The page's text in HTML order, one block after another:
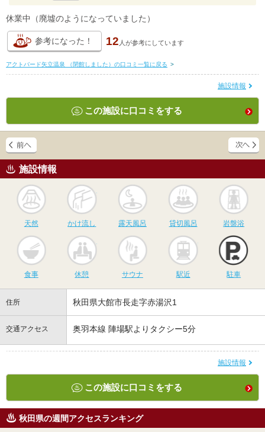
休業中（廃墟のようになっていました）
参考になった！ 12 人が参考にしています
アクトバード矢立温泉 （閉館しました）の口コミ一覧に戻る >
施設情報
この施設に口コミをする
施設情報
天然
かけ流し
かけ流し
露天風呂
露天風呂
貸切風呂
貸切風呂 岩盤浴
食事 休憩
サウナ
サウナ 駅近 駐車
住所 秋田県大館市長走字赤湯沢1
交通アクセス 奥羽本線 陣場駅よりタクシー5分
施設情報
この施設に口コミをする
秋田県の週間アクセスランキング